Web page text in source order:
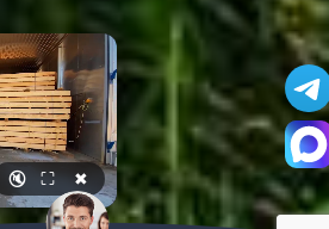
🔇 ⛶ ✖